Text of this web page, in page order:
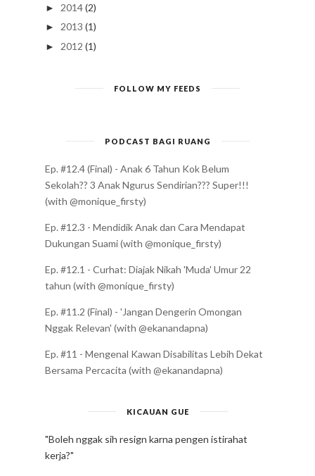
► 2014(2)
► 2013 (1)
► 2012 (1)
FOLLOW MY FEEDS
PODCAST BAGI RUANG
Ep. #12.4 (Final) - Anak 6 Tahun Kok Belum
Sekolah?? 3 Anak Ngurus Sendirian??? Super!!!
(with @monique_firsty)
Ep. #12.3 - Mendidik Anak dan Cara Mendapat
Dukungan Suami (with @monique_firsty)
Ep. #12.1 - Curhat: Diajak Nikah 'Muda' Umur 22
tahun (with @monique_firsty)
Ep. #11.2 (Final) - 'Jangan Dengerin Omongan
Nggak Relevan' (with @ekanandapna)
Ep. #11 - Mengenal Kawan Disabilitas Lebih Dekat
Bersama Percacita (with @ekanandapna)
KICAUAN GUE
"Boleh nggak sih resign karna pengen istirahat
kerja?"